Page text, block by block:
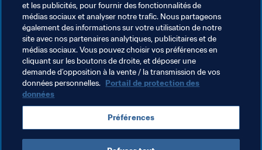
qu'il en soit, le Brésil est le favori de ces Jeux
Olympiques à Rio. Son heure est venue ! Jouer à
domicile est toujours un avantage et cette équipe a tout
ce qu'il faut pour gagner", lance un stratège qui sait de
quoi il parle.
Thèmes en lien
Russia UEFA Brazil CONMEBOL
et les publicités, pour fournir des fonctionnalités de
médias sociaux et analyser notre trafic. Nous partageons
également des informations sur votre utilisation de notre
site avec nos partenaires analytiques, publicitaires et de
médias sociaux. Vous pouvez choisir vos préférences en
cliquant sur les boutons de droite, et déposer une
demande d’opposition à la vente / la transmission de vos
données personnelles. Portail de protection des
données
Préférences